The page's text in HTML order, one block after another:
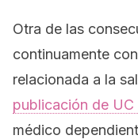
Otra de las
continuamente
relacionada a la
publicación de
médico